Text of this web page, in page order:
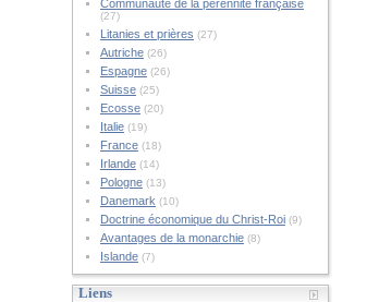
Communauté de la pérennité française
(27)
Litanies et prières (27)
Autriche(26)
Espagne(26)
Suisse(25)
Ecosse(20)
Italie(19)
France(18)
Irlande(14)
Pologne(13)
Danemark (10)
Doctrine économique du Christ-Roi(9)
Avantages de la monarchie(8)
Islande(7)
Liens